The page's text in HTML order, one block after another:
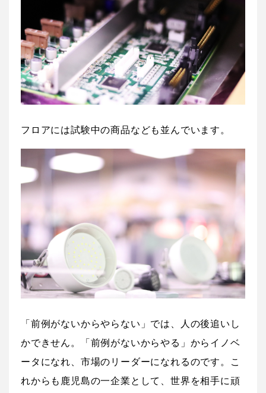
フロアには試験中の商品なども並んでいます。
「前例がないからやらない」では、人の後追いし
かできせん。「前例がないからやる」からイノベ
ータになれ、市場のリーダーになれるのです。こ
れからも鹿児島の一企業として、世界を相手に頑